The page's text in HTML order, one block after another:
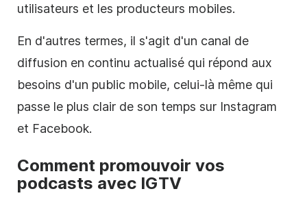
utilisateurs et les producteurs mobiles.
En d'autres termes, il s'agit d'un canal de
diffusion en continu actualisé qui répond aux
besoins d'un public mobile, celui-là même qui
passe le plus clair de son temps sur Instagram
et Facebook.
Comment promouvoir vos
podcasts avec IGTV